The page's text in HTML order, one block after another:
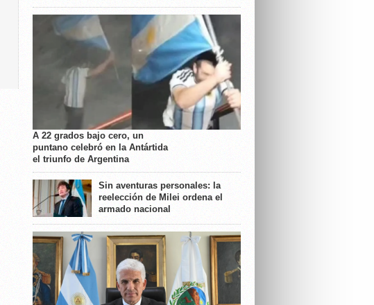
A 22 grados bajo cero, un
puntano celebró en la Antártida
el triunfo de Argentina
Sin aventuras personales: la
reelección de Milei ordena el
armado nacional